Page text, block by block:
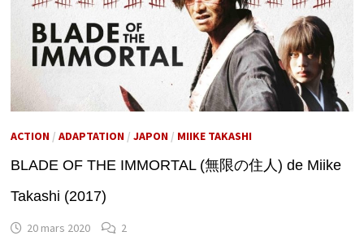
ACTION/ ADAPTATION/ JAPON/ MIIKE TAKASHI
BLADE OF THE IMMORTAL (無限の住人) de Miike
Takashi (2017)
20 mars 2020 2